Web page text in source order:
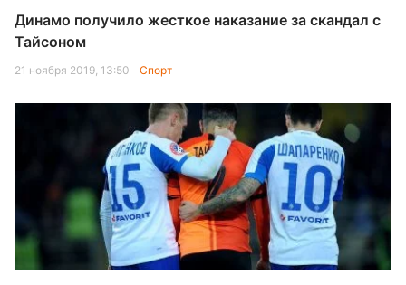
Динамо получило жесткое наказание за скандал с
Тайсоном
21 ноября 2019, 13:50 Спорт